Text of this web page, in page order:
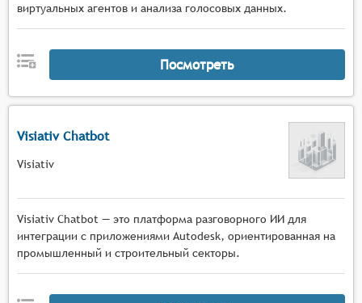
виртуальных агентов и анализа голосовых данных.
Посмотреть
Visiativ Chatbot
Visiativ
Visiativ Chatbot — это платформа разговорного ИИ для
интеграции с приложениями Autodesk, ориентированная на
промышленный и строительный секторы.